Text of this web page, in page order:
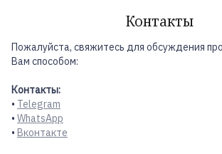
Контакты
Пожалуйста, свяжитесь для обсуждения
Вам способом:
Контакты:
• Telegram
• WhatsApp
• Вконтакте